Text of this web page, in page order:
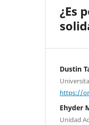
¿Es
Dustin
https://
Ehyder
Unidad